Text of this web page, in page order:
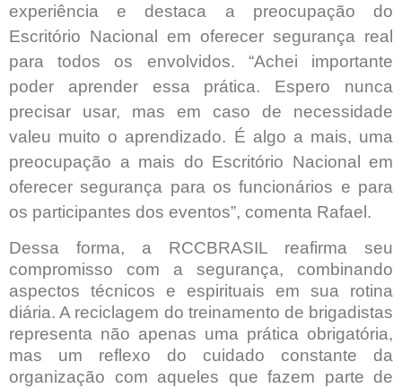
experiência e destaca a preocupação do
Escritório Nacional em oferecer segurança real
para todos os envolvidos. “Achei importante
poder aprender essa prática. Espero nunca
precisar usar, mas em caso de necessidade
valeu muito o aprendizado. É algo a mais, uma
preocupação a mais do Escritório Nacional em
oferecer segurança para os funcionários e para
os participantes dos eventos”, comenta Rafael.
Dessa forma, a RCCBRASIL reafirma seu
compromisso com a segurança, combinando
aspectos técnicos e espirituais em sua rotina
diária. A reciclagem do treinamento de brigadistas
representa não apenas uma prática obrigatória,
mas um reflexo do cuidado constante da
organização com aqueles que fazem parte de